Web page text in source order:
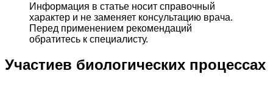
Информация в статье носит справочный
характер и не заменяет консультацию врача.
Перед применением рекомендаций
обратитесь к специалисту.
Участиев биологических процессах